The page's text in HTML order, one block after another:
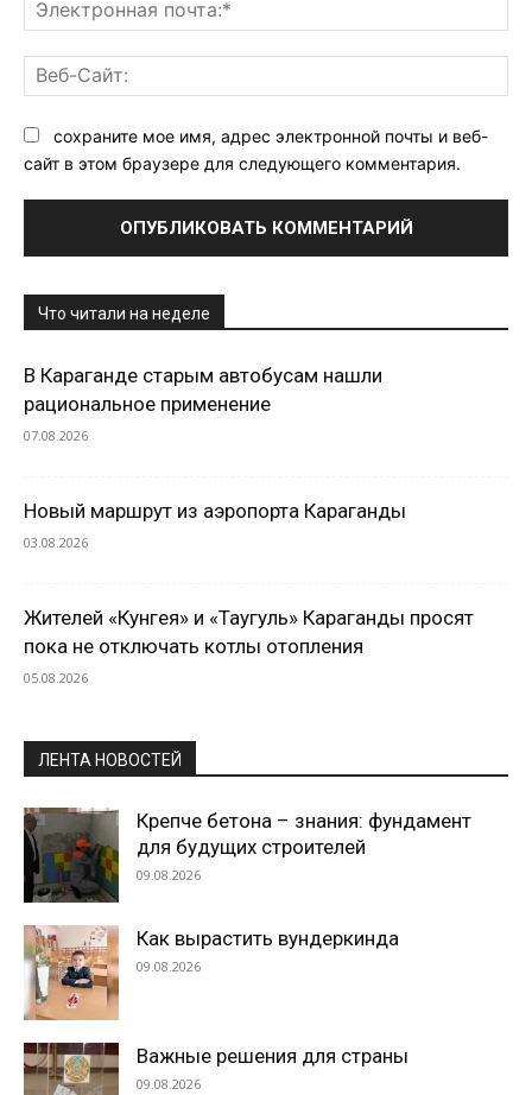
сохраните мое имя, адрес электронной почты и веб-
сайт в этом браузере для следующего комментария.
Что читали на неделе
В Караганде старым автобусам нашли
рациональное применение
07.08.2026
Новый маршрут из аэропорта Караганды
03.08.2026
Жителей «Кунгея» и «Таугуль» Караганды просят
пока не отключать котлы отопления
05.08.2026
ЛЕНТА НОВОСТЕЙ
Крепче бетона – знания: фундамент
для будущих строителей
09.08.2026
Как вырастить вундеркинда
09.08.2026
Важные решения для страны
09.08.2026